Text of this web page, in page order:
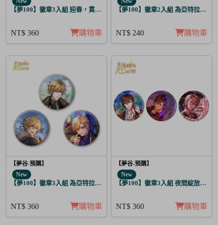
【夢100】徽章3入組 迎春，貫徹仁義的火之誓言 薩齊亞
NT$ 360 購物車
【夢100】徽章2入組 為亞特拉斯的
NT$ 240 購物車
【夢谷-預購】
New
【夢100】徽章3入組 為亞特拉斯的聖夜點燃夢之火 齊艾爾
NT$ 360 購物車
【夢谷-預購】
New
【夢100】徽章3入組 夜間綻放的花
NT$ 360 購物車